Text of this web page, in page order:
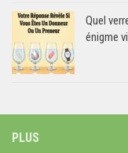
Quel
énigme
PLUS